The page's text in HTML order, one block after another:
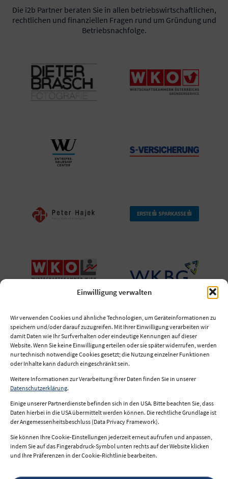
Einwilligung verwalten
Wir verwenden Cookies und ähnliche Technologien, um Geräteinformationen zu
speichern und/oder darauf zuzugreifen. Mit Ihrer Einwilligung verarbeiten wir
damit Daten wie Ihr Surfverhalten oder eindeutige Kennungen auf dieser
Website. Wenn Sie keine Einwilligung erteilen oder sie später widerrufen, werden
nur technisch notwendige Cookies gesetzt; die Nutzung einzelner Funktionen
oder Inhalte kann dadurch eingeschränkt sein.
Weitere Informationen zur Verarbeitung Ihrer Daten finden Sie in unserer
Datenschutzerklärung.
Einige unserer Partnerdienste befinden sich in den USA. Bitte beachten Sie, dass
Daten hierbei in die USA übermittelt werden können. Die rechtliche Grundlage ist
der Angemessenheitsbeschluss (Data Privacy Framework).
Sie können Ihre Cookie-Einstellungen jederzeit erneut aufrufen und anpassen,
indem Sie auf das Fingerabdruck-Symbol unten rechts auf der Website klicken
und Ihre Präferenzen in der Cookie-Richtlinie bearbeiten.
Die i2b Partner beraten Sie in allen betriebswirtschaftlichen,
rechtlichen und finanziellen Fragen rund um Gründung und
Betriebsnachfolge.
Impressum
Datenschutz
Nutzungsbedingungen